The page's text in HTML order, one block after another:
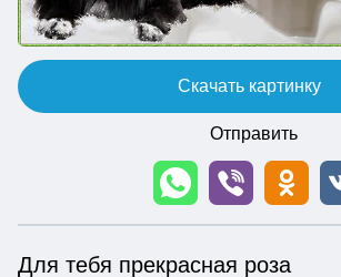
Скачать картинку
Отправить
Для тебя прекрасная роза